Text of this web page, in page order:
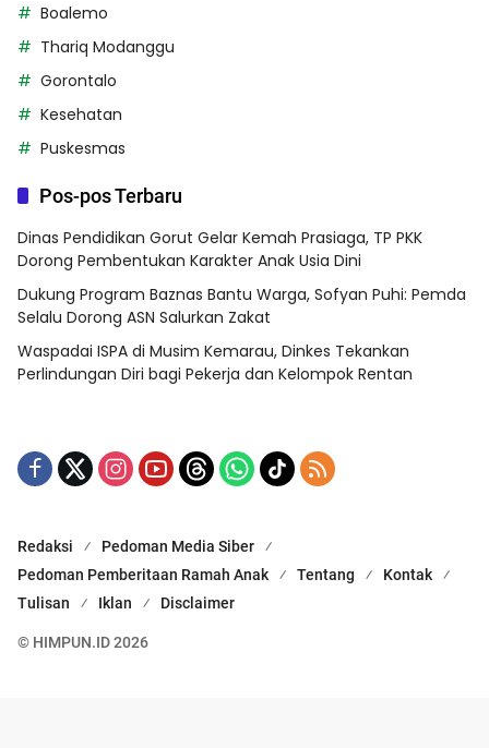
Boalemo
Thariq Modanggu
Gorontalo
Kesehatan
Puskesmas
Pos-pos Terbaru
Dinas Pendidikan Gorut Gelar Kemah Prasiaga, TP PKK
Dorong Pembentukan Karakter Anak Usia Dini
Dukung Program Baznas Bantu Warga, Sofyan Puhi: Pemda
Selalu Dorong ASN Salurkan Zakat
Waspadai ISPA di Musim Kemarau, Dinkes Tekankan
Perlindungan Diri bagi Pekerja dan Kelompok Rentan
Redaksi
Pedoman Media Siber
Pedoman Pemberitaan Ramah Anak
Tentang
Kontak
Tulisan
Iklan Disclaimer
© HIMPUN.ID 2026